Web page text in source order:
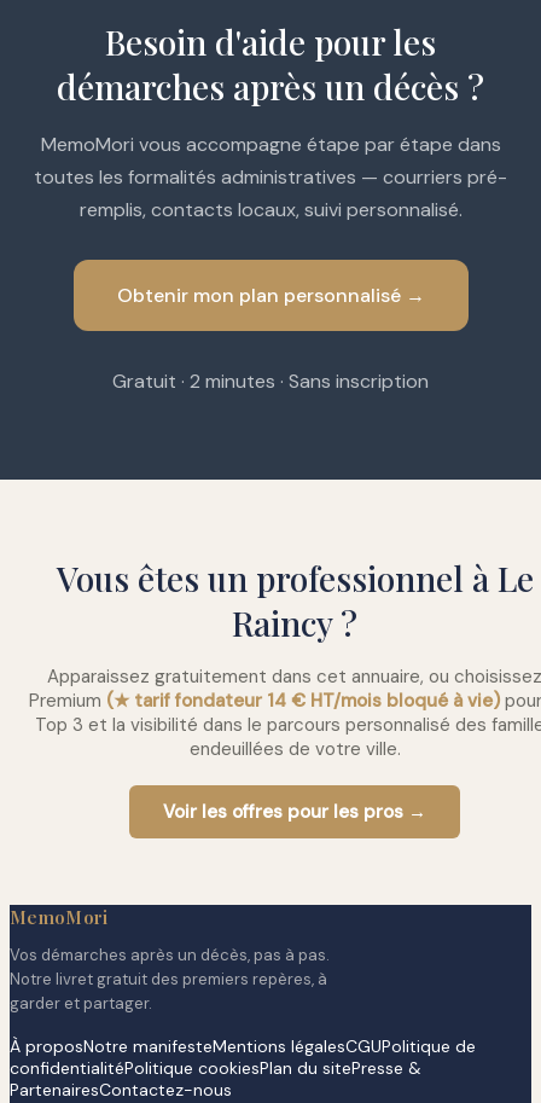
Besoin d'aide pour les
démarches après un décès ?
MemoMori vous accompagne étape par étape dans
toutes les formalités administratives — courriers pré-
remplis, contacts locaux, suivi personnalisé.
Obtenir mon plan personnalisé →
Gratuit · 2 minutes · Sans inscription
Vous êtes un professionnel à Le
Raincy ?
Apparaissez gratuitement dans cet annuaire, ou choisissez
Premium (★ tarif fondateur 14 € HT/mois bloqué à vie)
Top 3 et la visibilité dans le parcours personnalisé des
endeuillées de votre ville.
Voir les offres pour les pros →
MemoMori
Vos démarches après un décès, pas à pas.
Notre livret gratuit des premiers repères, à
garder et partager.
À proposNotre manifesteMentions légalesCGUPolitique de
confidentialitéPolitique cookiesPlan du sitePresse &
PartenairesContactez-nous